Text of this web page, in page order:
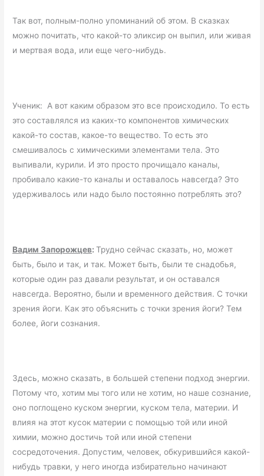
Так вот, полным-полно упоминаний об этом. В сказках
можно почитать, что какой-то эликсир он выпил, или живая
и мертвая вода, или еще чего-нибудь.
Ученик: А вот каким образом это все происходило. То есть
это составлялся из каких-то компонентов химических
какой-то состав, какое-то вещество. То есть это
смешивалось с химическими элементами тела. Это
выпивали, курили. И это просто прочищало каналы,
пробивало какие-то каналы и оставалось навсегда? Это
удерживалось или надо было постоянно потреблять это?
Вадим Запорожцев:Трудно сейчас сказать, но, может
быть, было и так, и так. Может быть, были те снадобья,
которые один раз давали результат, и он оставался
навсегда. Вероятно, были и временного действия. С точки
зрения йоги. Как это объяснить с точки зрения йоги? Тем
более, йоги сознания.
Здесь, можно сказать, в большей степени подход энергии.
Потому что, хотим мы того или не хотим, но наше сознание,
оно поглощено куском энергии, куском тела, материи. И
влияя на этот кусок материи с помощью той или иной
химии, можно достичь той или иной степени
сосредоточения. Допустим, человек, обкурившийся какой-
нибудь травки, у него иногда избирательно начинают